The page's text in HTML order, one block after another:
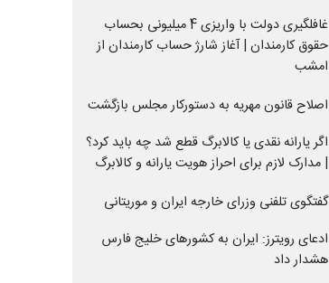
غافلگیری دولت با واریزی 4 میلیونی بحساب
حقوق کارمندان | آغاز شارژ حساب کارمندان از
امشب
اصلاح قانون مهریه به دستورکار مجلس بازگشت
اگر یارانه نقدی یا کالابرگ قطع شد چه باید کرد؟
| مدارک لازم برای احراز هویت یارانه و کالابرگ
گفتگوی تلفنی وزرای خارجه ایران و موریتانی
ادعای رویترز: ایران به کشورهای خلیج فارس
هشدار داد